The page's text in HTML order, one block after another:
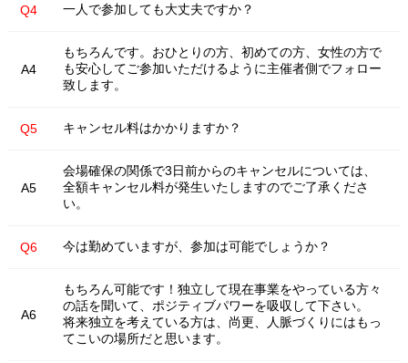
Q4 一人で参加しても大丈夫ですか？
A4
もちろんです。おひとりの方、初めての方、女性の方で
も安心してご参加いただけるように主催者側でフォロー
致します。
Q5 キャンセル料はかかりますか？
A5
会場確保の関係で3日前からのキャンセルについては、
全額キャンセル料が発生いたしますのでご了承くださ
い。
Q6 今は勤めていますが、参加は可能でしょうか？
A6
もちろん可能です！独立して現在事業をやっている方々
の話を聞いて、ポジティブパワーを吸収して下さい。
将来独立を考えている方は、尚更、人脈づくりにはもっ
てこいの場所だと思います。